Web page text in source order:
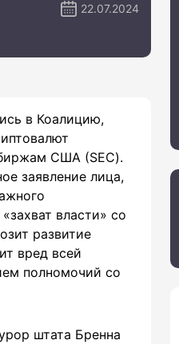
22.07.2024
в Коалицию,
США (SEC).
заявление лица,
власти» со
развитие
вред всей
полномочий со
штата Бренна